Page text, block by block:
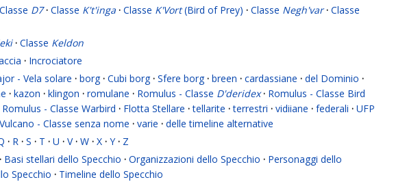
Classe D7 · Classe K't'inga · Classe K'Vort(Bird of Prey) · Classe Negh'var · Classe
· Classe Keldon
· Incrociatore
- Vela solare · borg · Cubi borg · Sfere borg · breen · cardassiane · del Dominio ·
· kazon · klingon · romulane · Romulus - Classe D'deridex · Romulus - Classe Bird
Romulus - Classe Warbird · Flotta Stellare · tellarite · terrestri · vidiiane · federali · UFP
Vulcano - Classe senza nome · varie · delle timeline alternative
· R · S · T · U · V · W · X · Y · Z
· Basi stellari dello Specchio · Organizzazioni dello Specchio · Personaggi dello
Specchio · Timeline dello Specchio